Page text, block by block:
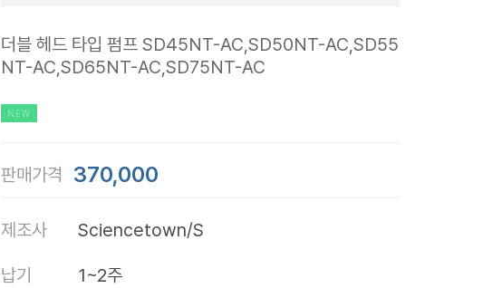
더블 헤드 타입 펌프 SD45NT-AC,SD50NT-AC,SD55
NT-AC,SD65NT-AC,SD75NT-AC
NEW
판매가격 370,000
제조사 Sciencetown/S
납기 1~2주